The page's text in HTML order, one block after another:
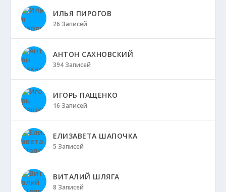
ИЛЬЯ ПИРОГОВ
26 Записей
АНТОН САХНОВСКИЙ
394 Записей
ИГОРЬ ПАЩЕНКО
16 Записей
ЕЛИЗАВЕТА ШАПОЧКА
5 Записей
ВИТАЛИЙ ШЛЯГА
8 Записей